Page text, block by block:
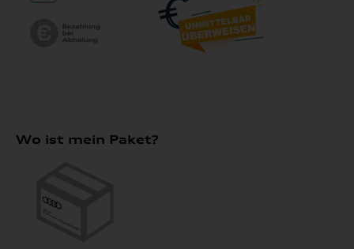
Wo ist mein Paket?